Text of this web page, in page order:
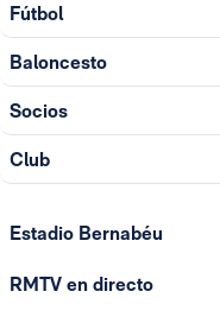
Fútbol
Baloncesto
Socios
Club
Estadio Bernabéu
RMTV en directo